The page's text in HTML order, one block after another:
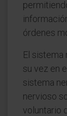
órdenes
El
su vez en
sistema
nervioso
voluntario